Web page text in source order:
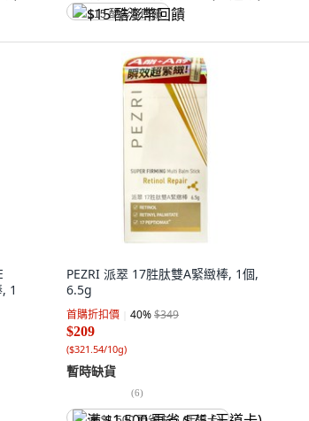
$15 酷澎幣回饋
1
PEZRI 派翠 17胜肽雙A緊緻棒, 1個,
6.5g
首購折扣價 40%$349
$209
($321.54/10g)
暫時缺貨
(6)